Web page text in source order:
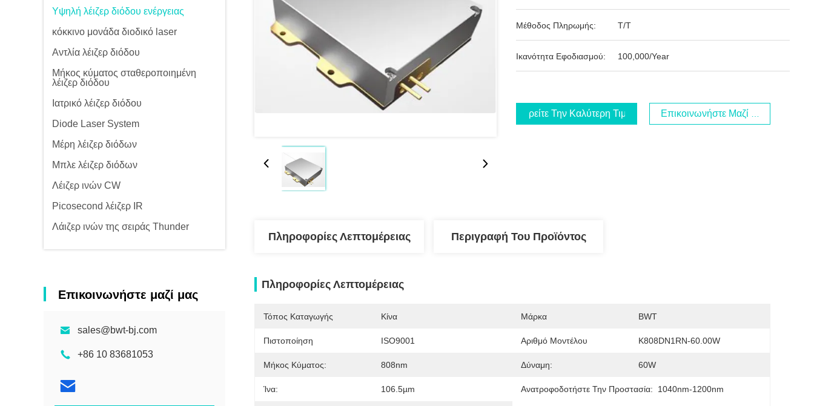
Υψηλή λέιζερ διόδου ενέργειας
κόκκινο μονάδα διοδικό laser
Αντλία λέιζερ διόδου
Μήκος κύματος σταθεροποιημένη
λέιζερ διόδου
Ιατρικό λέιζερ διόδου
Diode Laser System
Μέρη λέιζερ διόδων
Μπλε λέιζερ διόδων
Λέιζερ ινών CW
Picosecond λέιζερ IR
Λάιζερ ινών της σειράς Thunder
Επικοινωνήστε μαζί μας
sales@bwt-bj.com
+86 10 83681053
Μέθοδος Πληρωμής: T/T
Ικανότητα Εφοδιασμού: 100,000/Year
Βρείτε Την Καλύτερη Τιμή Επικοινωνήστε Μαζί Μας
Πληροφορίες Λεπτομέρειας Περιγραφή Του Προϊόντος
Πληροφορίες Λεπτομέρειας
Τόπος Καταγωγής Κίνα Μάρκα BWT
Πιστοποίηση ISO9001 Αριθμό Μοντέλου K808DN1RN-60.00W
Μήκος Κύματος: 808nm Δύναμη: 60W
Ίνα: 106.5µm Ανατροφοδοτήστε Την Προστασία: 1040nm-1200nm